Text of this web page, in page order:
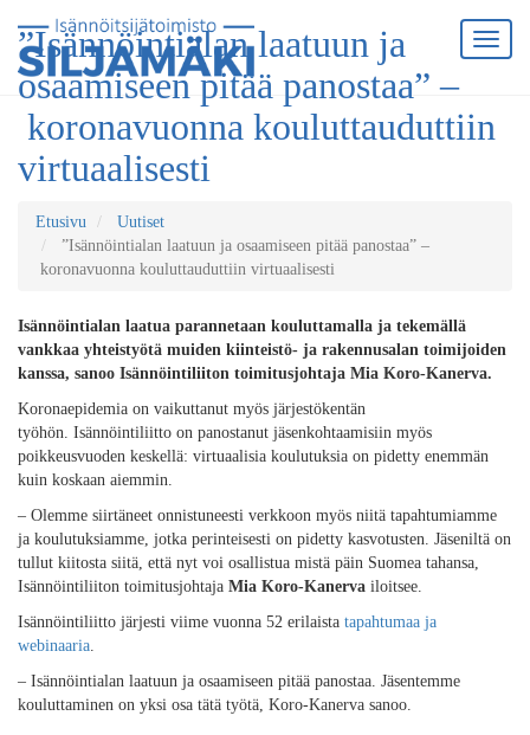
”Isännöintialan laatuun ja
osaamiseen pitää panostaa” –
koronavuonna kouluttauduttiin
virtuaalisesti
Etusivu
Uutiset
”Isännöintialan laatuun ja osaamiseen pitää panostaa” –
koronavuonna kouluttauduttiin virtuaalisesti
Isännöintialan laatua parannetaan kouluttamalla ja tekemällä
vankkaa yhteistyötä muiden kiinteistö- ja rakennusalan toimijoiden
kanssa, sanoo Isännöintiliiton toimitusjohtaja Mia Koro-Kanerva.
Koronaepidemia on vaikuttanut myös järjestökentän
työhön. Isännöintiliitto on panostanut jäsenkohtaamisiin myös
poikkeusvuoden keskellä: virtuaalisia koulutuksia on pidetty enemmän
kuin koskaan aiemmin.
– Olemme siirtäneet onnistuneesti verkkoon myös niitä tapahtumiamme
ja koulutuksiamme, jotka perinteisesti on pidetty kasvotusten. Jäseniltä on
tullut kiitosta siitä, että nyt voi osallistua mistä päin Suomea tahansa,
Isännöintiliiton toimitusjohtaja Mia Koro-Kanerva iloitsee.
Isännöintiliitto järjesti viime vuonna 52 erilaista tapahtumaa ja
webinaaria.
– Isännöintialan laatuun ja osaamiseen pitää panostaa. Jäsentemme
kouluttaminen on yksi osa tätä työtä, Koro-Kanerva sanoo.